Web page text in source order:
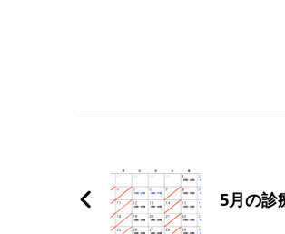
Navigation
5月の診